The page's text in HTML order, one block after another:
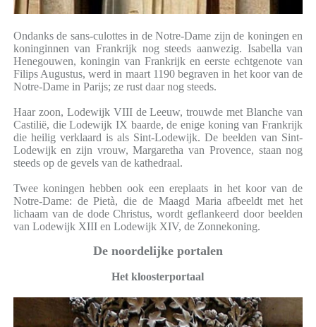
Ondanks de sans-culottes in de Notre-Dame zijn de koningen en
koninginnen van Frankrijk nog steeds aanwezig. Isabella van
Henegouwen, koningin van Frankrijk en eerste echtgenote van
Filips Augustus, werd in maart 1190 begraven in het koor van de
Notre-Dame in Parijs; ze rust daar nog steeds.
Haar zoon, Lodewijk VIII de Leeuw, trouwde met Blanche van
Castilië, die Lodewijk IX baarde, de enige koning van Frankrijk
die heilig verklaard is als Sint-Lodewijk. De beelden van Sint-
Lodewijk en zijn vrouw, Margaretha van Provence, staan ​​nog
steeds op de gevels van de kathedraal.
Twee koningen hebben ook een ereplaats in het koor van de
Notre-Dame: de Pietà, die de Maagd Maria afbeeldt met het
lichaam van de dode Christus, wordt geflankeerd door beelden
van Lodewijk XIII en Lodewijk XIV, de Zonnekoning.
De noordelijke portalen
Het kloosterportaal